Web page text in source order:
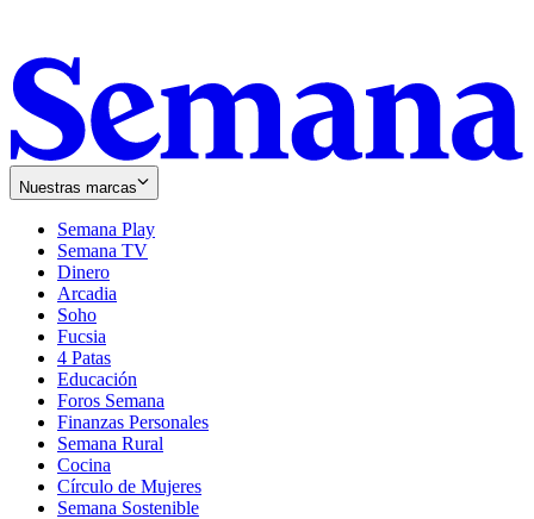
Nuestras marcas
Semana Play
Semana TV
Dinero
Arcadia
Soho
in
new
window
Fucsia
in
new
window
4 Patas
Educación
Foros Semana
Finanzas Personales
Semana Rural
Cocina
Círculo de Mujeres
Semana Sostenible